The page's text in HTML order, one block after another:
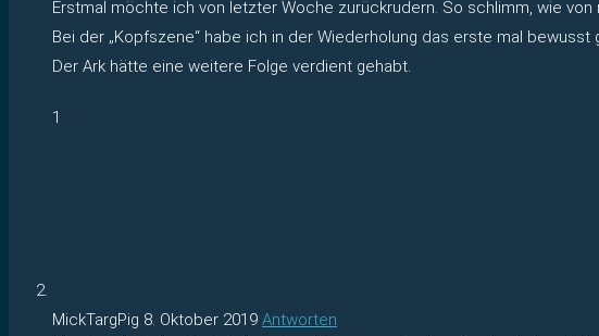
Erstmal möchte ich von letzter Woche zurückrudern. So schlimm, wie
Bei der „Kopfszene“ habe ich in der Wiederholung das erste mal
Der Ark hätte eine weitere Folge verdient gehabt.
1
MickTargPig 8. Oktober 2019 Antworten